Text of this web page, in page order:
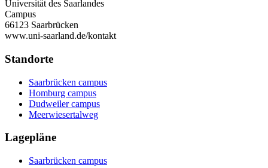
Universität des Saarlandes
Campus
66123 Saarbrücken
www.uni-saarland.de/kontakt
Standorte
Saarbrücken campus
Homburg campus
Dudweiler campus
Meerwiesertalweg
Lagepläne
Saarbrücken campus